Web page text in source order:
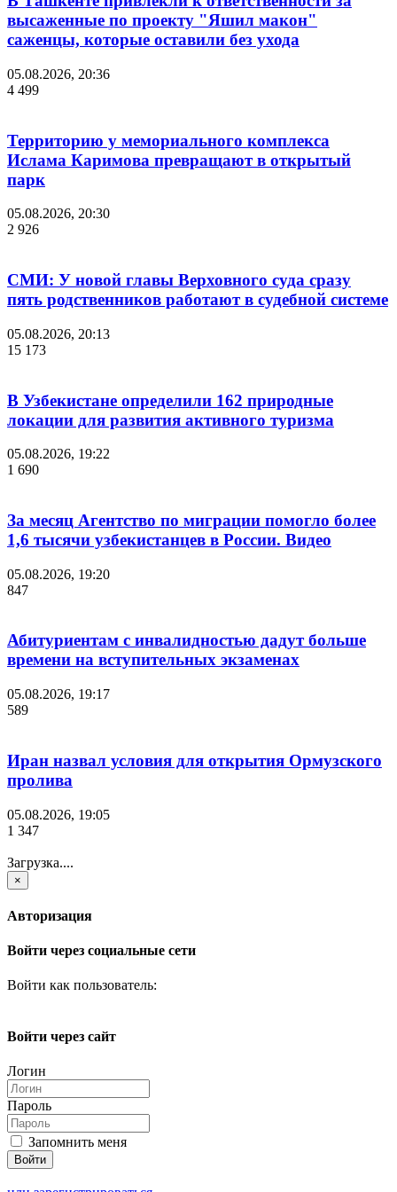
высаженные по проекту "Яшил макон"
саженцы, которые оставили без ухода
05.08.2026, 20:36
4 499
Территорию у мемориального комплекса
Ислама Каримова превращают в открытый
парк
05.08.2026, 20:30
2 926
СМИ: У новой главы Верховного суда сразу
пять родственников работают в судебной системе
05.08.2026, 20:13
15 173
В Узбекистане определили 162 природные
локации для развития активного туризма
05.08.2026, 19:22
1 690
За месяц Агентство по миграции помогло более
1,6 тысячи узбекистанцев в России. Видео
05.08.2026, 19:20
847
Абитуриентам с инвалидностью дадут больше
времени на вступительных экзаменах
05.08.2026, 19:17
589
Иран назвал условия для открытия Ормузского
пролива
05.08.2026, 19:05
1 347
Загрузка....
×
Авторизация
Войти через социальные сети
Войти как пользователь:
Войти через сайт
Логин
Пароль
Запомнить меня